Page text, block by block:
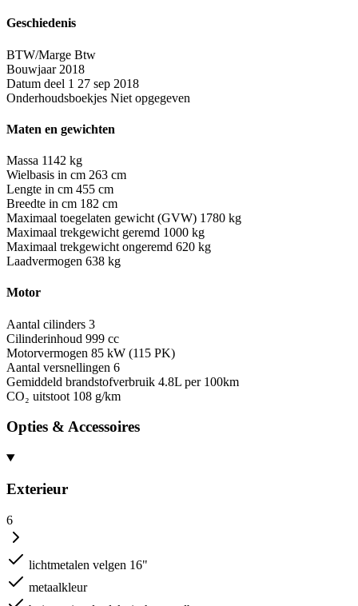
Geschiedenis
BTW/Marge Btw
Bouwjaar 2018
Datum deel 1 27 sep 2018
Onderhoudsboekjes Niet opgegeven
Maten en gewichten
Massa 1142 kg
Wielbasis in cm 263 cm
Lengte in cm 455 cm
Breedte in cm 182 cm
Maximaal toegelaten gewicht (GVW) 1780 kg
Maximaal trekgewicht geremd 1000 kg
Maximaal trekgewicht ongeremd 620 kg
Laadvermogen 638 kg
Motor
Aantal cilinders 3
Cilinderinhoud 999 cc
Motorvermogen 85 kW (115 PK)
Aantal versnellingen 6
Gemiddeld brandstofverbruik 4.8L per 100km
CO₂ uitstoot 108 g/km
Opties & Accessoires
Exterieur
6
lichtmetalen velgen 16"
metaalkleur